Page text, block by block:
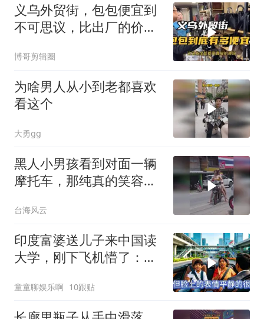
义乌外贸街，包包便宜到
不可思议，比出厂的价格
博哥剪辑圈
为啥男人从小到老都喜欢
看这个
大勇gg
黑人小男孩看到对面一辆
摩托车，那纯真的笑容亮
台海风云
印度富婆送儿子来中国读
大学，刚下飞机懵了：这
童童聊娱乐啊 10跟贴